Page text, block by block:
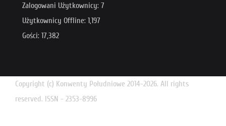
Zalogowani Użytkownicy: 7
Użytkownicy Offline: 1,197
Gości: 17,382
Copyright (c) Konwenty Południowe 2014-2026. All rights
reserved. ISSN - 2353-8996